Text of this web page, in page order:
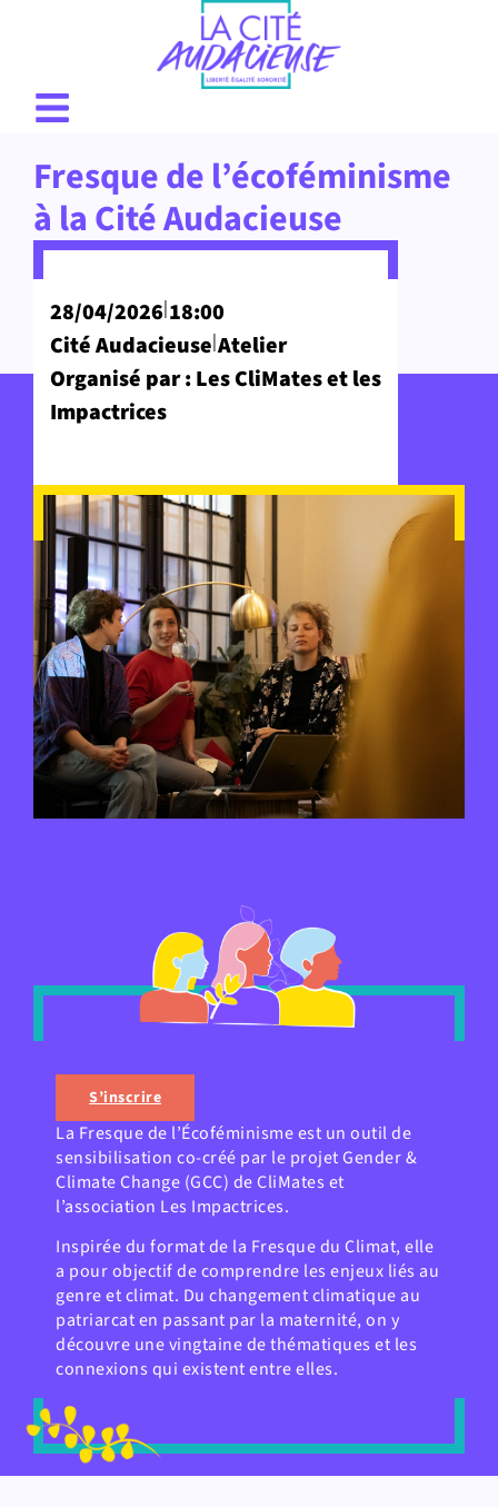
Fresque de l’écoféminisme
à la Cité Audacieuse
28/04/2026|18:00
Cité Audacieuse|Atelier
Organisé par : Les CliMates et les
Impactrices
S’inscrire
La Fresque de l’Écoféminisme est un outil de
sensibilisation co-créé par le projet Gender &
Climate Change (GCC) de CliMates et
l’association Les Impactrices.
Inspirée du format de la Fresque du Climat, elle
a pour objectif de comprendre les enjeux liés au
genre et climat. Du changement climatique au
patriarcat en passant par la maternité, on y
découvre une vingtaine de thématiques et les
connexions qui existent entre elles.